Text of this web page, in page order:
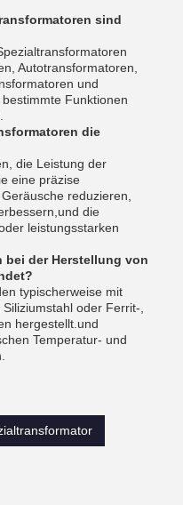
sind
Autotransformatoren,
und
Funktionen
die
die Leistung der
eine präzise
reduzieren,
die
leistungsstarken
bei der Herstellung von
typischerweise mit
oder Ferrit-,
hergestellt.und
Temperatur- und